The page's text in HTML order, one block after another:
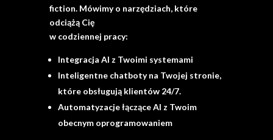
fiction. Mówimy o narzędziach, które
odciążą Cię
w codziennej pracy:
Integracja AI z Twoimi systemami
Inteligentne chatboty na Twojej stronie,
które obsługują klientów 24/7.
Automatyzacje łączące AI z Twoim
obecnym oprogramowaniem